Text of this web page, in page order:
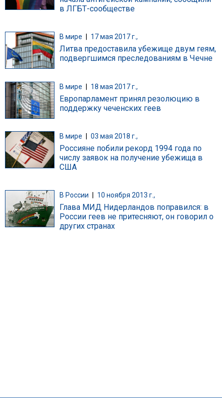
в ЛГБТ-сообществе
В мире 17 мая 2017 г.,
Литва предоставила убежище двум геям,
подвергшимся преследованиям в Чечне
В мире 18 мая 2017 г.,
Европарламент принял резолюцию в
поддержку чеченских геев
В мире 03 мая 2018 г.,
Россияне побили рекорд 1994 года по
числу заявок на получение убежища в
США
В России 10 ноября 2013 г.,
Глава МИД Нидерландов поправился: в
России геев не притесняют, он говорил о
других странах